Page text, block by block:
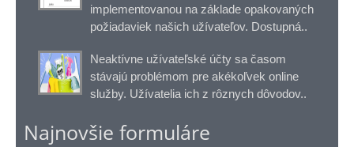
implementovanou na základe opakovaných
požiadaviek našich užívateľov. Dostupná..
Neaktívne užívateľské účty sa časom
stávajú problémom pre akékoľvek online
služby. Užívatelia ich z rôznych dôvodov..
Najnovšie formuláre